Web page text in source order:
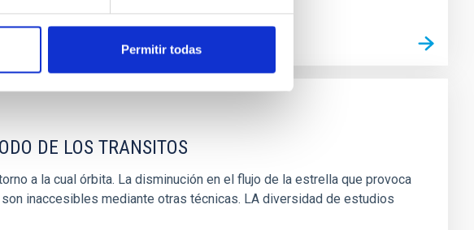
Permitir todas
DE LOS TRANSITOS
a la cual órbita. La disminución en el flujo de la estrella que provoca
inaccesibles mediante otras técnicas. LA diversidad de estudios